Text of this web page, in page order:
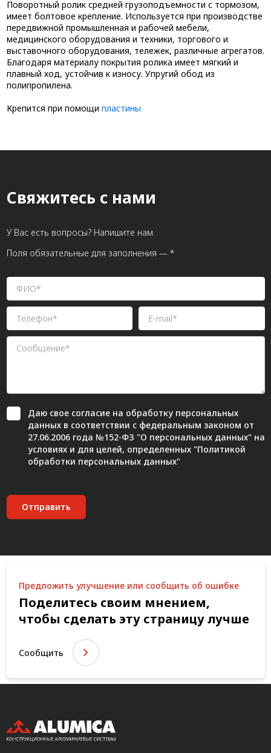
Поворотный ролик средней грузоподъемности с тормозом,
имеет болтовое крепление. Используется при производстве
передвижной промышленная и рабочей мебели,
медицинского оборудования и техники, торгового и
выставочного оборудования, тележек, различные агрегатов.
Благодаря материалу покрытия ролика имеет мягкий и
плавный ход, устойчив к износу. Упругий обод из
полипропилена.
Крепится при помощи пластины
Свяжитесь с нами
У Вас есть вопросы? Напишите нам.
Поля обязательные для заполнения — *
Даю свое согласиена обработку персональных
данных в соответствии с федеральным законом от
27.06.2006 года №152-ФЗ "О персональных данных" на
условиях и для целей, определенных "Политикой
обработки персональных данных"
Отправить
Предложить улучшение или сообщить об ошибке
Поделитесь своим мнением,
чтобы сделать эту страницу лучше
Сообщить